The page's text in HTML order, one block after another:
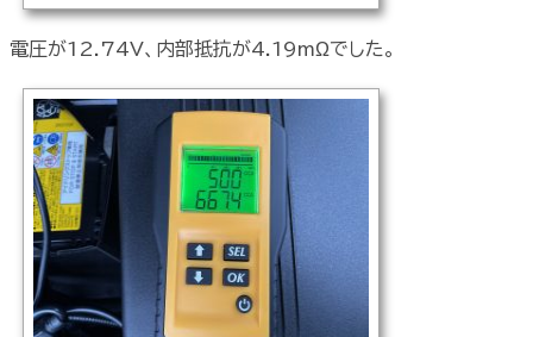
電圧が12.74V、内部抵抗が4.19mΩでした。